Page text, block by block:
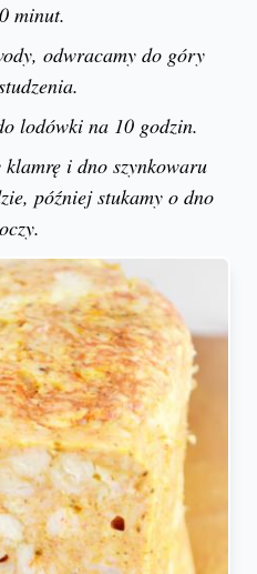
minut.
odwracamy do góry
lodówki na 10 godzin.
klamrę i dno szynkowaru
później stukamy o dno